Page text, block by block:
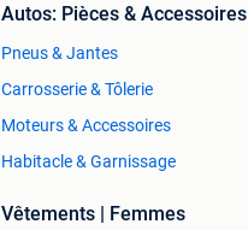
Autos: Pièces & Accessoires
Pneus & Jantes
Carrosserie & Tôlerie
Moteurs & Accessoires
Habitacle & Garnissage
Vêtements | Femmes